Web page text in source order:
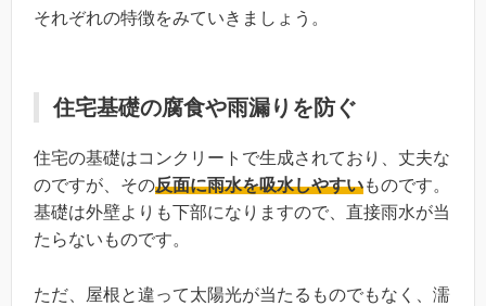
それぞれの特徴をみていきましょう。
住宅基礎の腐食や雨漏りを防ぐ
住宅の基礎はコンクリートで生成されており、丈夫な
のですが、その反面に雨水を吸水しやすいものです。
基礎は外壁よりも下部になりますので、直接雨水が当
たらないものです。
ただ、屋根と違って太陽光が当たるものでもなく、濡